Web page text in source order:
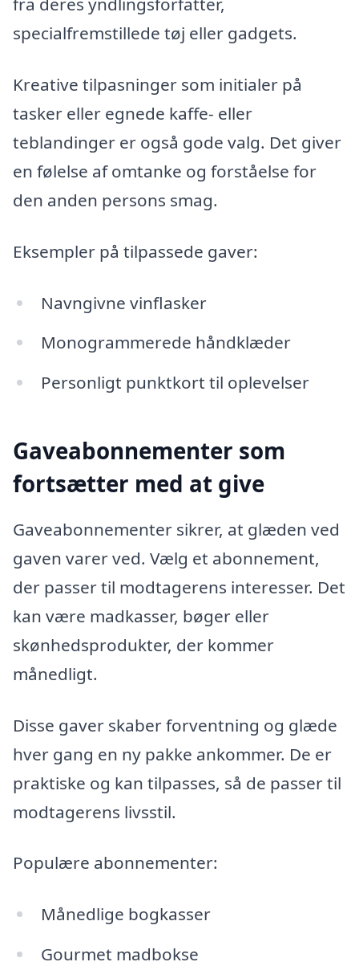
specialfremstillede tøj eller gadgets.
Kreative tilpasninger som initialer på
tasker eller egnede kaffe- eller
teblandinger er også gode valg. Det giver
en følelse af omtanke og forståelse for
den anden persons smag.
Eksempler på tilpassede gaver:
Navngivne vinflasker
Monogrammerede håndklæder
Personligt punktkort til oplevelser
Gaveabonnementer som
fortsætter med at give
Gaveabonnementer sikrer, at glæden ved
gaven varer ved. Vælg et abonnement,
der passer til modtagerens interesser. Det
kan være madkasser, bøger eller
skønhedsprodukter, der kommer
månedligt.
Disse gaver skaber forventning og glæde
hver gang en ny pakke ankommer. De er
praktiske og kan tilpasses, så de passer til
modtagerens livsstil.
Populære abonnementer:
Månedlige bogkasser
Gourmet madbokse